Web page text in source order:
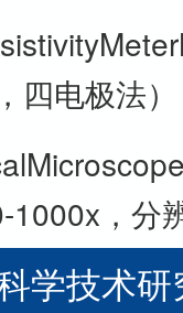
电极法）
1000x，分
学技术